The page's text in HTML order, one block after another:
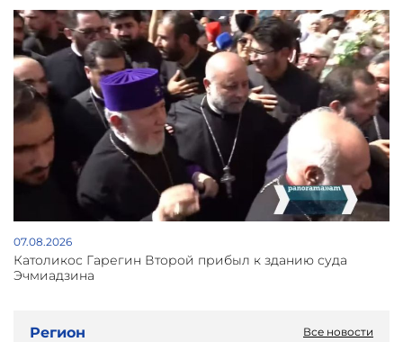
07.08.2026
Католикос Гарегин Второй прибыл к зданию суда
Эчмиадзина
Регион Все новости